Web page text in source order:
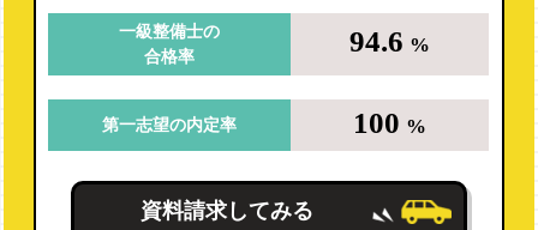
YIC京都工科自動車大学校
日産栃木自動車大学校
筑波研究学園専門学校
国際テクニカルデザイン・自動車専門学校
一級整備士の
合格率
94.6 %
第一志望の内定率 100 %
資料請求してみる